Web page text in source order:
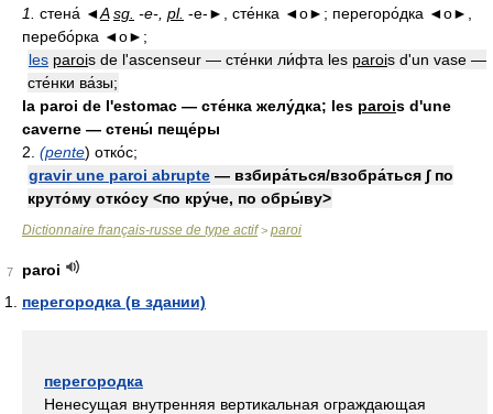
1.
стена́ ◄A sg. -e-, pl. -e-►, сте́нка ◄о►; перегоро́дка ◄о►,
перебо́рка ◄о►;
les parois de l'ascenseur — сте́нки ли́фта les parois d'un vase —
сте́нки ва́зы;
la paroi de l'estomac — сте́нка желу́дка; les parois d'une
caverne — стены́ пеще́ры
2. (pente) отко́с;
gravir une paroi abrupte — взбира́ться/взобра́ться ∫ по
круто́му отко́су <по кру́че, по обры́ву>
Dictionnaire français-russe de type actif> paroi
7
paroi
перегородка (в здании)
перегородка
Ненесущая внутренняя вертикальная ограждающая